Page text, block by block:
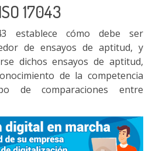
17043
establece cómo debe ser
de ensayos de aptitud, y
dichos ensayos de aptitud,
de la competencia
de comparaciones entre